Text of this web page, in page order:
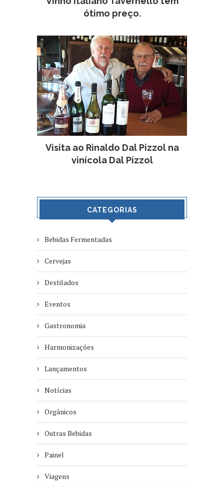
ótimo preço.
Visita ao Rinaldo Dal Pizzol na
vinícola Dal Pizzol
CATEGORIAS
Bebidas Fermentadas
Cervejas
Destilados
Eventos
Gastronomia
Harmonizações
Lançamentos
Notícias
Orgânicos
Outras Bebidas
Painel
Viagens